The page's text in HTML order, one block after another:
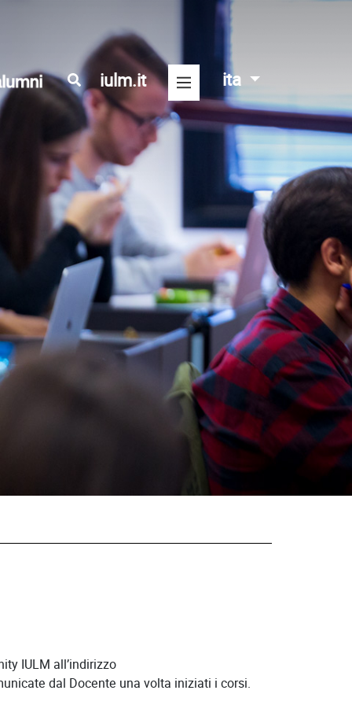
iulm.it ita
IULM all’indirizzo
dal Docente una volta iniziati i corsi.